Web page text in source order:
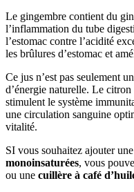
Le gingembre contient du
l’inflammation du tube
l’estomac contre l’acidité
les brûlures d’estomac et
Ce jus n’est pas seulement
d’énergie naturelle. Le
stimulent le système
une circulation sanguine
vitalité.
SI vous souhaitez ajouter
monoinsaturées, vous
ou une cuillère à café